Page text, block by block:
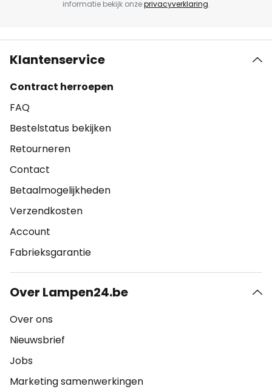
informatie bekijk onzeprivacyverklaring.
Klantenservice
Contract herroepen
FAQ
Bestelstatus bekijken
Retourneren
Contact
Betaalmogelijkheden
Verzendkosten
Account
Fabrieksgarantie
Over Lampen24.be
Over ons
Nieuwsbrief
Jobs
Marketing samenwerkingen